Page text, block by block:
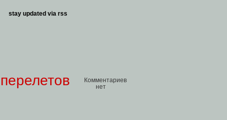
stay updated via rss
Комментариев
нет